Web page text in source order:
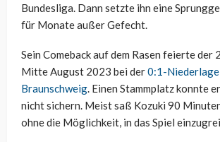
Bundesliga. Dann setzte ihn eine
für Monate außer Gefecht.
Sein Comeback auf dem Rasen feierte der
Mitte August 2023 bei der0:1-
Braunschweig. Einen Stammplatz konnte
nicht sichern. Meist saß Kozuki 90
ohne die Möglichkeit, in das Spiel